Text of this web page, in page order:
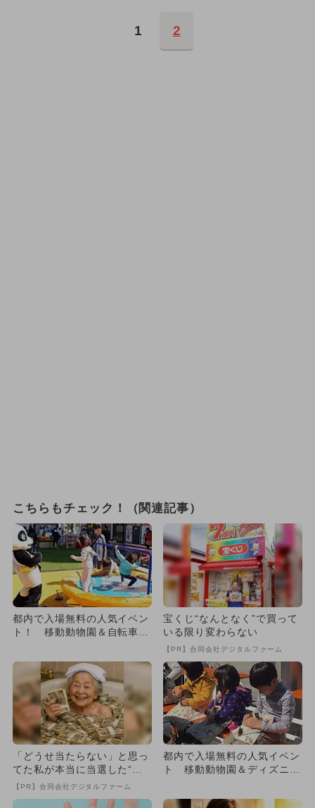
1 2
こちらもチェック！（関連記事）
都内で入場無料の人気イベン
ト！ 移動動物園＆自転車教
宝くじ“なんとなく”で買って
いる限り変わらない
【PR】合同会社デジタルファーム
「どうせ当たらない」と思っ
てた私が本当に当選した“買
い方”がこれ
【PR】合同会社デジタルファーム
都内で入場無料の人気イベン
ト 移動動物園＆ディズニー